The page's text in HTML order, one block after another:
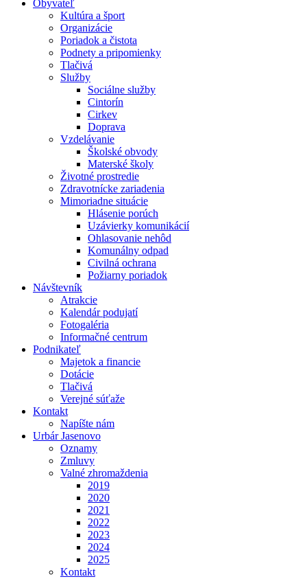
Obyvateľ
Kultúra a šport
Organizácie
Poriadok a čistota
Podnety a pripomienky
Tlačivá
Služby
Sociálne služby
Cintorín
Cirkev
Doprava
Vzdelávanie
Školské obvody
Materské školy
Životné prostredie
Zdravotnícke zariadenia
Mimoriadne situácie
Hlásenie porúch
Uzávierky komunikácií
Ohlasovanie nehôd
Komunálny odpad
Civilná ochrana
Požiarny poriadok
Návštevník
Atrakcie
Kalendár podujatí
Fotogaléria
Informačné centrum
Podnikateľ
Majetok a financie
Dotácie
Tlačivá
Verejné súťaže
Kontakt
Napíšte nám
Urbár Jasenovo
Oznamy
Zmluvy
Valné zhromaždenia
2019
2020
2021
2022
2023
2024
2025
Kontakt